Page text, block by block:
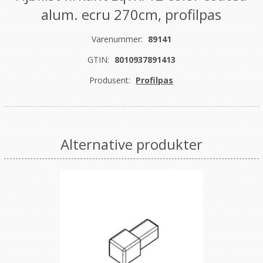
alum. ecru 270cm, profilpas
Varenummer: 89141
GTIN: 8010937891413
Produsent: Profilpas
Alternative produkter